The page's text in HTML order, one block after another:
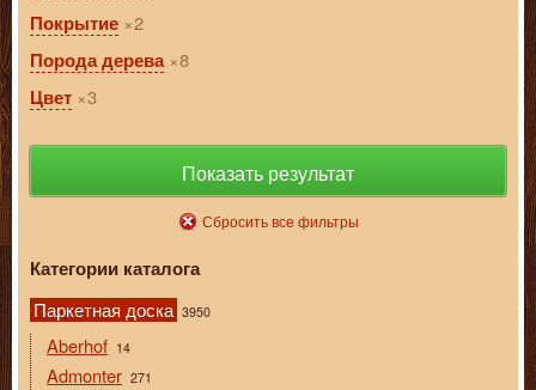
Покрытие
2
Порода дерева
8
Цвет
3
Показать результат
Сбросить все фильтры
Категории каталога
Паркетная доска 3950
Aberhof 14
Admonter 271